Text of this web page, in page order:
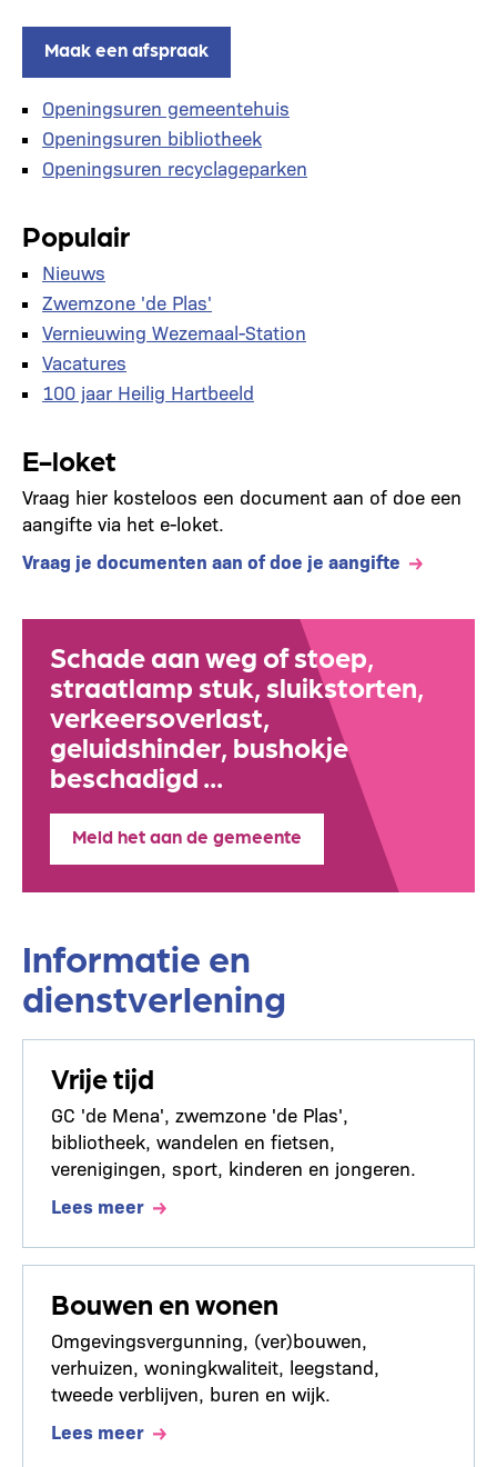
Maak een afspraak
Openingsuren gemeentehuis
Openingsuren bibliotheek
Openingsuren recyclageparken
Populair
Nieuws
Zwemzone 'de Plas'
Vernieuwing Wezemaal-Station
Vacatures
100 jaar Heilig Hartbeeld
E-loket
Vraag hier kosteloos een document aan of doe een
aangifte via het e-loket.
Vraag je documenten aan of doe je aangifte
Schade aan weg of stoep,
straatlamp stuk, sluikstorten,
verkeersoverlast,
geluidshinder, bushokje
beschadigd ...
Meld het aan de gemeente
Informatie en
dienstverlening
Vrije tijd
GC 'de Mena', zwemzone 'de Plas',
bibliotheek, wandelen en fietsen,
verenigingen, sport, kinderen en jongeren.
Lees meer
Bouwen en wonen
Omgevingsvergunning, (ver)bouwen,
verhuizen, woningkwaliteit, leegstand,
tweede verblijven, buren en wijk.
Lees meer